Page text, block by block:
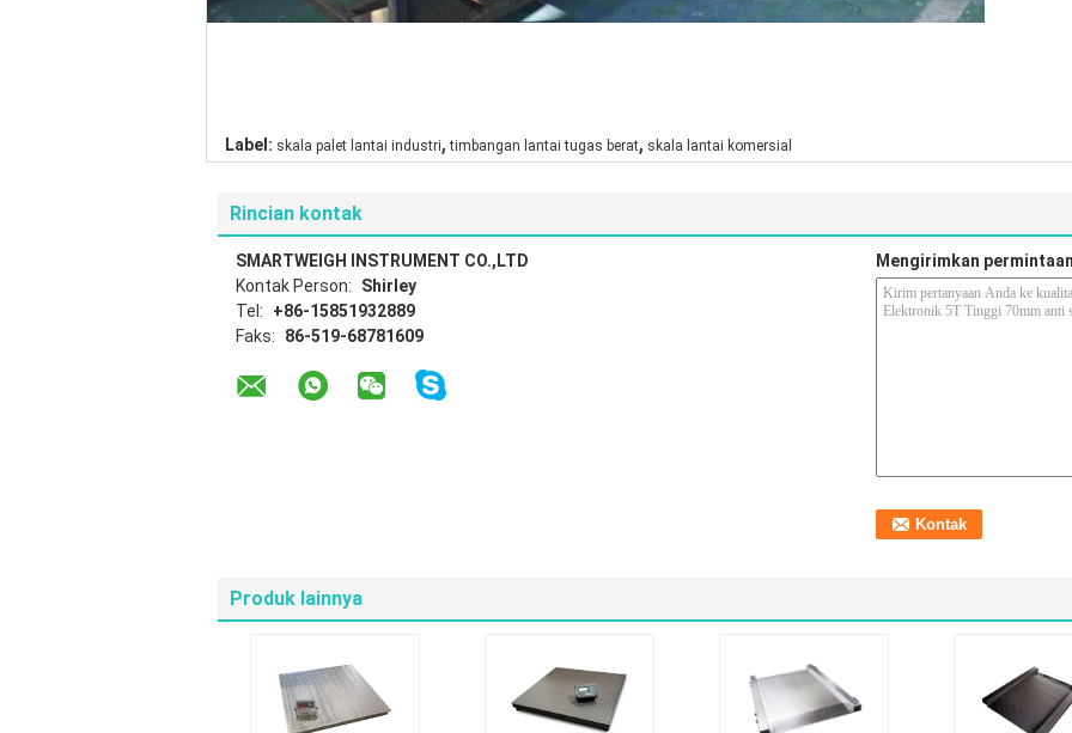
Label: skala palet lantai industri, timbangan lantai tugas berat, skala lantai komersial
Rincian kontak
SMARTWEIGH INSTRUMENT CO.,LTD
Kontak Person:
Shirley
Tel:
+86-15851932889
Faks:
86-519-68781609
Mengirimkan
Produk lainnya